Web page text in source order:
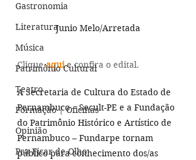
Gastronomia
Literatura
Música
Patrimônio Cultural
Teatro
Formação | Oficinas
Opinião
Pra Ficar de Olho
Junio Melo/Arretada
Clique aqui e confira o edital.
A Secretaria de Cultura do Estado de
Pernambuco – Secult-PE e a Fundação
do Patrimônio Histórico e Artístico de
Pernambuco – Fundarpe tornam
público para conhecimento dos/as